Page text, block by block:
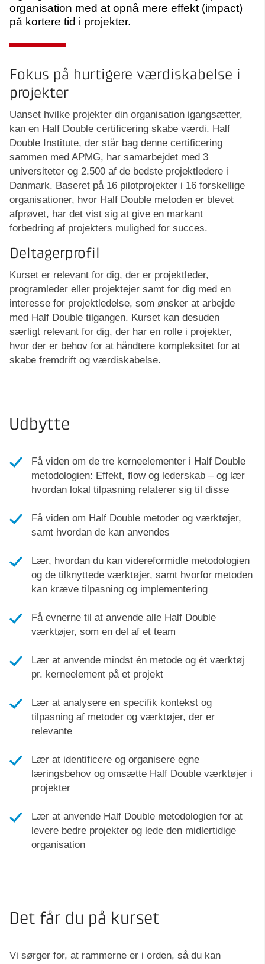
organisation med at opnå mere effekt (impact)
på kortere tid i projekter.
Fokus på hurtigere værdiskabelse i
projekter
Uanset hvilke projekter din organisation igangsætter,
kan en Half Double certificering skabe værdi. Half
Double Institute, der står bag denne certificering
sammen med APMG, har samarbejdet med 3
universiteter og 2.500 af de bedste projektledere i
Danmark. Baseret på 16 pilotprojekter i 16 forskellige
organisationer, hvor Half Double metoden er blevet
afprøvet, har det vist sig at give en markant
forbedring af projekters mulighed for succes.
Deltagerprofil
Kurset er relevant for dig, der er projektleder,
programleder eller projektejer samt for dig med en
interesse for projektledelse, som ønsker at arbejde
med Half Double tilgangen. Kurset kan desuden
særligt relevant for dig, der har en rolle i projekter,
hvor der er behov for at håndtere kompleksitet for at
skabe fremdrift og værdiskabelse.
Udbytte
Få viden om de tre kerneelementer i Half Double
metodologien: Effekt, flow og lederskab – og lær
hvordan lokal tilpasning relaterer sig til disse
Få viden om Half Double metoder og værktøjer,
samt hvordan de kan anvendes
Lær, hvordan du kan videreformidle metodologien
og de tilknyttede værktøjer, samt hvorfor metoden
kan kræve tilpasning og implementering
Få evnerne til at anvende alle Half Double
værktøjer, som en del af et team
Lær at anvende mindst én metode og ét værktøj
pr. kerneelement på et projekt
Lær at analysere en specifik kontekst og
tilpasning af metoder og værktøjer, der er
relevante
Lær at identificere og organisere egne
læringsbehov og omsætte Half Double værktøjer i
projekter
Lær at anvende Half Double metodologien for at
levere bedre projekter og lede den midlertidige
organisation
Det får du på kurset
Vi sørger for, at rammerne er i orden, så du kan